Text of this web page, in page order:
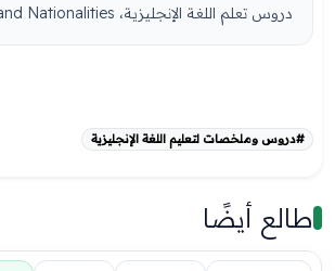
دروس تعلم اللغة الإنجليزية، English Lessons - Countries and Nationalities ...
#دروس وملخصات لتعليم اللغة الإنجليزية
طالع أيضًا